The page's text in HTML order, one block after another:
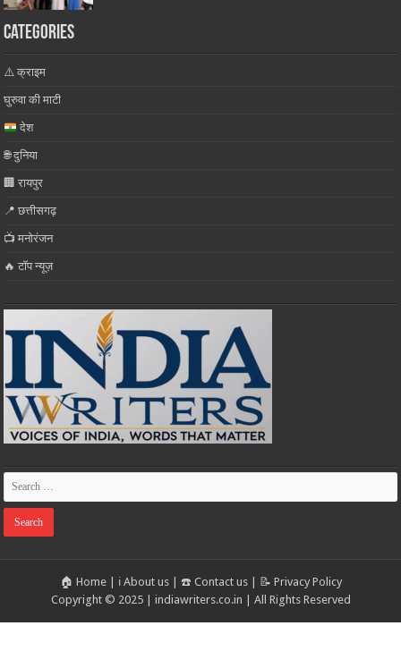
Categories
⚠️ क्राइम
घुरुवा की माटी
देश
🌐 दुनिया
🏢 रायपुर
📍 छत्तीसगढ़
📺 मनोरंजन
🔥 टॉप न्यूज़
🏠 Home| ℹ️ About us| ☎️ Contact us|
📝 Privacy Policy
Copyright © 2025 | indiawriters.co.in | All Rights Reserved